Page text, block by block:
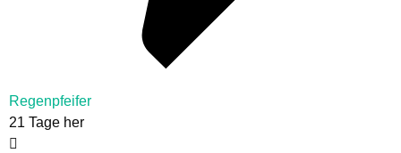
Regenpfeifer
21 Tage her